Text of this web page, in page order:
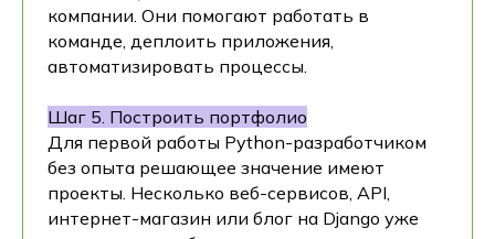
компании. Они помогают работать в
команде, деплоить приложения,
автоматизировать процессы.
Шаг 5. Построить портфолио
Для первой работы Python-разработчиком
без опыта решающее значение имеют
проекты. Несколько веб-сервисов, API,
интернет-магазин или блог на Django уже